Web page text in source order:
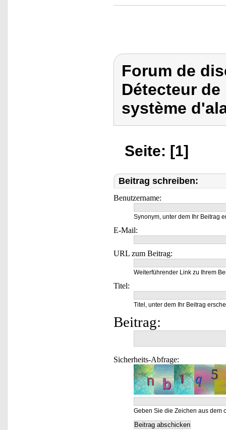
Forum de
Détecteur
système
Seite: [1]
Beitrag schreiben:
Benutzername:
Synonym, unter dem Ihr Beitrag
E-Mail:
URL zum Beitrag:
Weiterführender Link zu Ihrem
Titel:
Titel, unter dem Ihr Beitrag
Beitrag:
Sicherheits-Abfrage:
Geben Sie die Zeichen aus dem